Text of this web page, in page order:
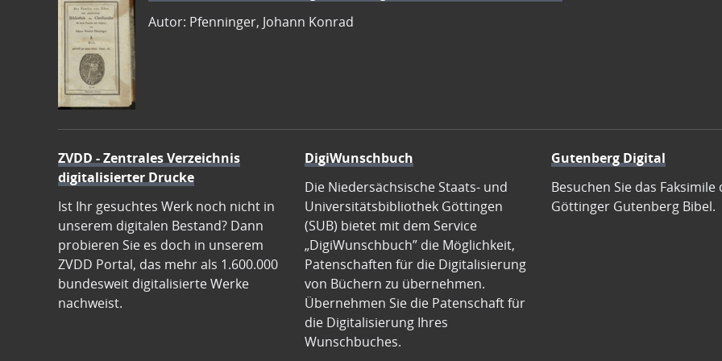
Autor: Pfenninger, Johann Konrad
ZVDD - Zentrales Verzeichnis
digitalisierter Drucke
Ist Ihr gesuchtes Werk noch nicht in
unserem digitalen Bestand? Dann
probieren Sie es doch in unserem
ZVDD Portal, das mehr als 1.600.000
bundesweit digitalisierte Werke
nachweist.
DigiWunschbuch
Die Niedersächsische Staats- und
Universitätsbibliothek Göttingen
(SUB) bietet mit dem Service
„DigiWunschbuch” die Möglichkeit,
Patenschaften für die Digitalisierung
von Büchern zu übernehmen.
Übernehmen Sie die Patenschaft für
die Digitalisierung Ihres
Wunschbuches.
Gutenberg Digital
Besuchen Sie das Faksimile
Göttinger Gutenberg Bibel.